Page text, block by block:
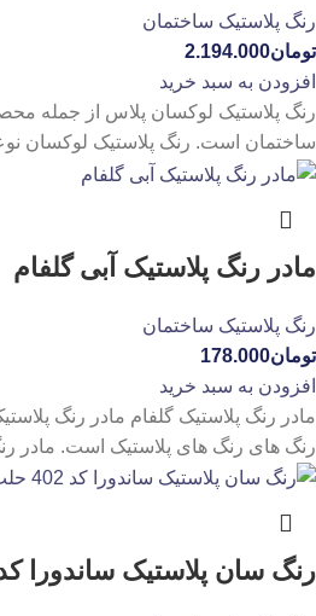
رنگ پلاستیک ساختمان
تومان2.194.000
افزودن به سبد خرید
رنگ پلاستیک لوکسان پلاس از جمله
ساختمان است. رنگ پلاستیک لوکسان
مادر رنگ پلاستیک آبی گلفام
رنگ پلاستیک ساختمان
تومان178.000
افزودن به سبد خرید
مادر رنگ پلاستیک گلفام مادر رنگ
رنگ های رنگ های پلاستیک است. مادر
رنگ سان پلاستیک ساندورا کد 402